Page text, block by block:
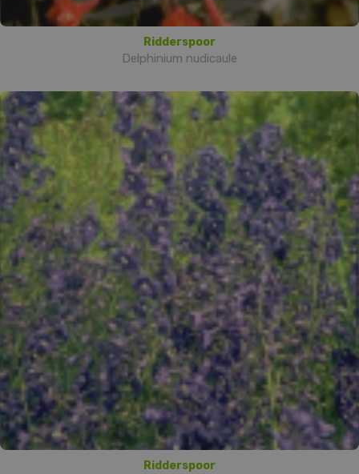
Ridderspoor
Delphinium nudicaule
Ridderspoor